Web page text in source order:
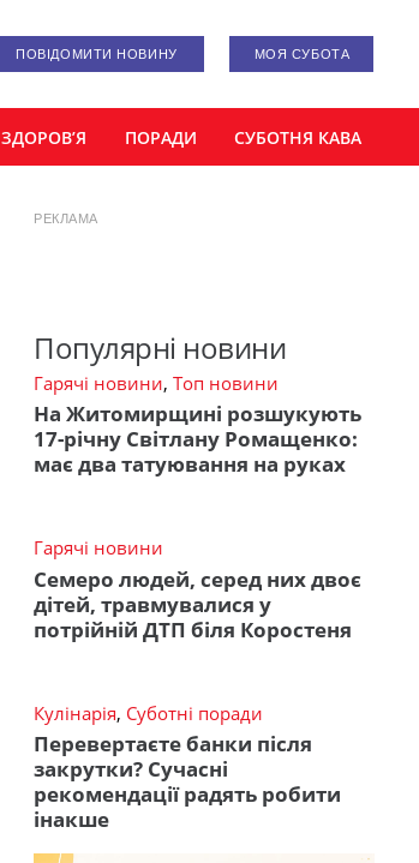
ПОВІДОМИТИ НОВИНУ МОЯ СУБОТА
ЗДОРОВ’Я ПОРАДИ СУБОТНЯ КАВА
РЕКЛАМА
Популярні новини
Гарячі новини, Топ новини
На Житомирщині розшукують
17-річну Світлану Ромащенко:
має два татуювання на руках
Гарячі новини
Семеро людей, серед них двоє
дітей, травмувалися у
потрійній ДТП біля Коростеня
Кулінарія, Суботні поради
Перевертаєте банки після
закрутки? Сучасні
рекомендації радять робити
інакше